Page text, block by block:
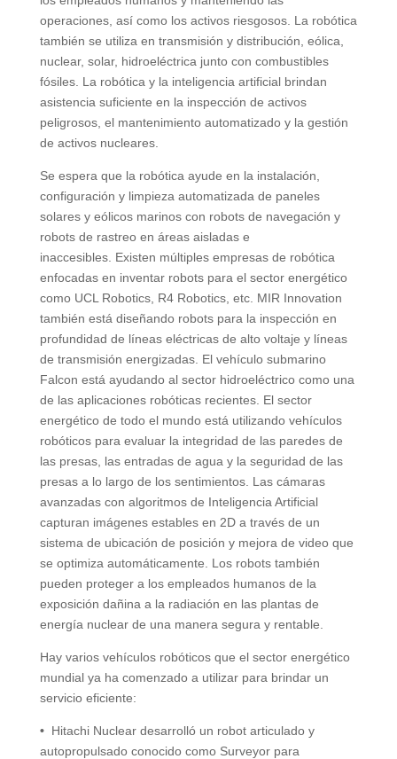
operaciones, así como los activos riesgosos. La robótica
también se utiliza en transmisión y distribución, eólica,
nuclear, solar, hidroeléctrica junto con combustibles
fósiles. La robótica y la inteligencia artificial brindan
asistencia suficiente en la inspección de activos
peligrosos, el mantenimiento automatizado y la gestión
de activos nucleares.
Se espera que la robótica ayude en la instalación,
configuración y limpieza automatizada de paneles
solares y eólicos marinos con robots de navegación y
robots de rastreo en áreas aisladas e
inaccesibles. Existen múltiples empresas de robótica
enfocadas en inventar robots para el sector energético
como UCL Robotics, R4 Robotics, etc. MIR Innovation
también está diseñando robots para la inspección en
profundidad de líneas eléctricas de alto voltaje y líneas
de transmisión energizadas. El vehículo submarino
Falcon está ayudando al sector hidroeléctrico como una
de las aplicaciones robóticas recientes. El sector
energético de todo el mundo está utilizando vehículos
robóticos para evaluar la integridad de las paredes de
las presas, las entradas de agua y la seguridad de las
presas a lo largo de los sentimientos. Las cámaras
avanzadas con algoritmos de Inteligencia Artificial
capturan imágenes estables en 2D a través de un
sistema de ubicación de posición y mejora de video que
se optimiza automáticamente. Los robots también
pueden proteger a los empleados humanos de la
exposición dañina a la radiación en las plantas de
energía nuclear de una manera segura y rentable.
Hay varios vehículos robóticos que el sector energético
mundial ya ha comenzado a utilizar para brindar un
servicio eficiente:
• Hitachi Nuclear desarrolló un robot articulado y
autopropulsado conocido como Surveyor para